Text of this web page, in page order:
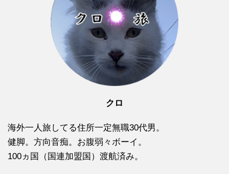
クロ
海外一人旅してる住所一定無職30代男。
健脚。方向音痴。お腹弱々ボーイ。
100ヵ国（国連加盟国）渡航済み。